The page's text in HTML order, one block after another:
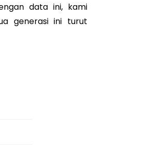
data ini, kami
generasi ini turut